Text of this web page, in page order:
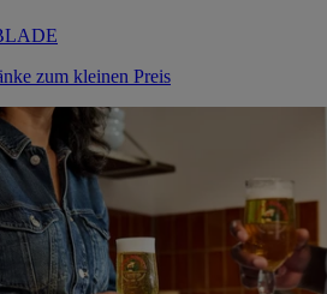
zum kleinen Preis